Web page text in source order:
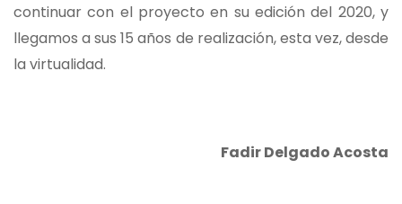
continuar con el proyecto en su edición del 2020, y
llegamos a sus 15 años de realización, esta vez, desde
la virtualidad.
Fadir Delgado Acosta